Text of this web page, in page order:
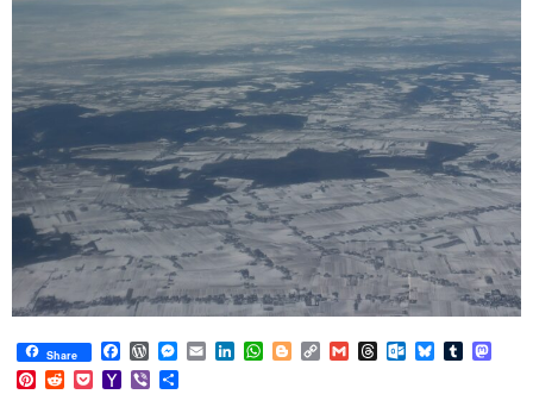
Share Facebook
WordPress
Messenger
EmailLinkedIn
WhatsApp
BloggerCopy
Link
GmailThreadsOutlook.com
BlueskyTumblr
Pinterest
RedditPocketYahoo
Mail
Viber